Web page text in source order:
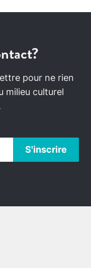
pour ne rien
milieu culturel